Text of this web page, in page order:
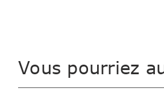
Vous pourriez